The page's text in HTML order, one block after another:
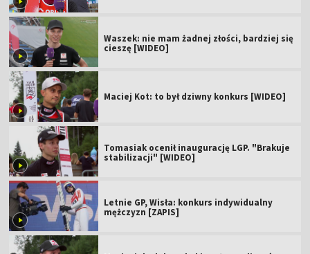
Waszek: nie mam żadnej złości, bardziej się
cieszę [WIDEO]
Maciej Kot: to był dziwny konkurs [WIDEO]
Tomasiak ocenił inaugurację LGP. "Brakuje
stabilizacji" [WIDEO]
Letnie GP, Wisła: konkurs indywidualny
mężczyzn [ZAPIS]